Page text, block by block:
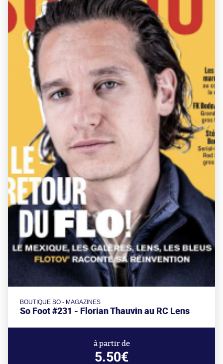
BOUTIQUE SO - MAGAZINES
So Foot #231 - Florian Thauvin au RC Lens
à partir de
5.50€